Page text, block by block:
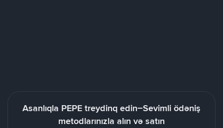
Asanlıqla PEPE treydinq edin–Sevimli ödəniş
metodlarınızla alın və satın